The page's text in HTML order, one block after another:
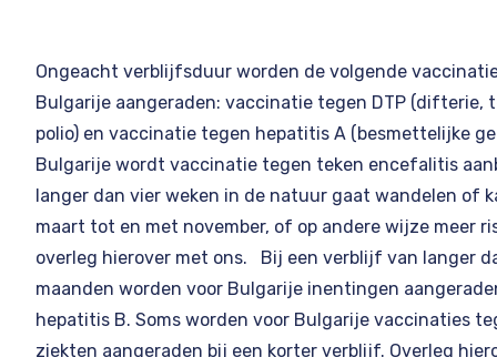
Ongeacht verblijfsduur worden de volgende
Bulgarije aangeraden: vaccinatie tegen DTP (difterie,
polio) en vaccinatie tegen hepatitis A (besmettelijke
Bulgarije wordt vaccinatie tegen teken encefalitis
langer dan vier weken in de natuur gaat wandelen of
maart tot en met november, of op andere wijze meer
overleg hierover met ons. Bij een verblijf van langer
maanden worden voor Bulgarije inentingen
hepatitis B. Soms worden voor Bulgarije vaccinaties
ziekten aangeraden bij een korter verblijf. Overleg